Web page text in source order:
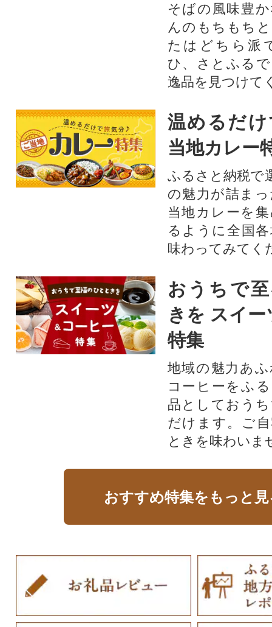
そばの風味豊
んのもちもち
たはどちら派
ひ、さとふる
逸品を見つけて
温めるだ
当地カレー
ふるさと納税で
の魅力が詰ま
当地カレーを
るように全国
味わってみてく
おうちで
きを スイ
特集
地域の魅力あ
コーヒーをふ
品としておう
だけます。ご
ときを味わいま
おすすめ特集をもっと